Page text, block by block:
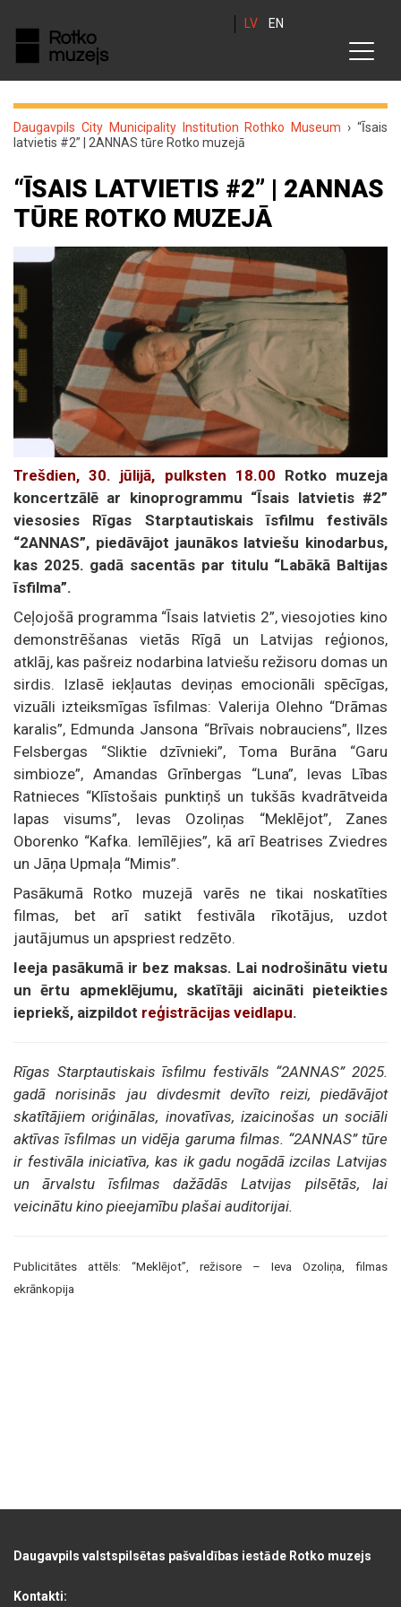
LV EN
Daugavpils City Municipality Institution Rothko Museum ›“Īsais
latvietis #2” | 2ANNAS tūre Rotko muzejā
“ĪSAIS LATVIETIS #2” | 2ANNAS
TŪRE ROTKO MUZEJĀ
Trešdien, 30. jūlijā, pulksten 18.00 Rotko muzeja
koncertzālē ar kinoprogrammu “Īsais latvietis #2”
viesosies Rīgas Starptautiskais īsfilmu festivāls
“2ANNAS”, piedāvājot jaunākos latviešu kinodarbus,
kas 2025. gadā sacentās par titulu “Labākā Baltijas
īsfilma”.
Ceļojošā programma “Īsais latvietis 2”, viesojoties kino
demonstrēšanas vietās Rīgā un Latvijas reģionos,
atklāj, kas pašreiz nodarbina latviešu režisoru domas un
sirdis. Izlasē iekļautas deviņas emocionāli spēcīgas,
vizuāli izteiksmīgas īsfilmas: Valerija Olehno “Drāmas
karalis”, Edmunda Jansona “Brīvais nobrauciens”, Ilzes
Felsbergas “Sliktie dzīvnieki”, Toma Burāna “Garu
simbioze”, Amandas Grīnbergas “Luna”, Ievas Lības
Ratnieces “Klīstošais punktiņš un tukšās kvadrātveida
lapas visums”, Ievas Ozoliņas “Meklējot”, Zanes
Oborenko “Kafka. Iemīlējies”, kā arī Beatrises Zviedres
un Jāņa Upmaļa “Mimis”.
Pasākumā Rotko muzejā varēs ne tikai noskatīties
filmas, bet arī satikt festivāla rīkotājus, uzdot
jautājumus un apspriest redzēto.
Ieeja pasākumā ir bez maksas. Lai nodrošinātu vietu
un ērtu apmeklējumu, skatītāji aicināti pieteikties
iepriekš, aizpildot reģistrācijas veidlapu.
Rīgas Starptautiskais īsfilmu festivāls “2ANNAS” 2025.
gadā norisinās jau divdesmit devīto reizi, piedāvājot
skatītājiem oriģinālas, inovatīvas, izaicinošas un sociāli
aktīvas īsfilmas un vidēja garuma filmas. “2ANNAS” tūre
ir festivāla iniciatīva, kas ik gadu nogādā izcilas Latvijas
un ārvalstu īsfilmas dažādās Latvijas pilsētās, lai
veicinātu kino pieejamību plašai auditorijai.
Publicitātes attēls: “Meklējot”, režisore – Ieva Ozoliņa, filmas
ekrānkopija
Daugavpils valstspilsētas pašvaldības iestāde Rotko muzejs
Kontakti: